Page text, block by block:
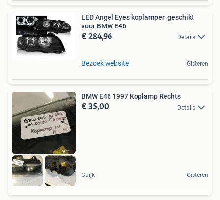
LED Angel Eyes koplampen geschikt
voor BMW E46
€ 284,96 Details
Bezoek website Gisteren
BMW E46 1997 Koplamp Rechts
€ 35,00 Details
Cuijk Gisteren